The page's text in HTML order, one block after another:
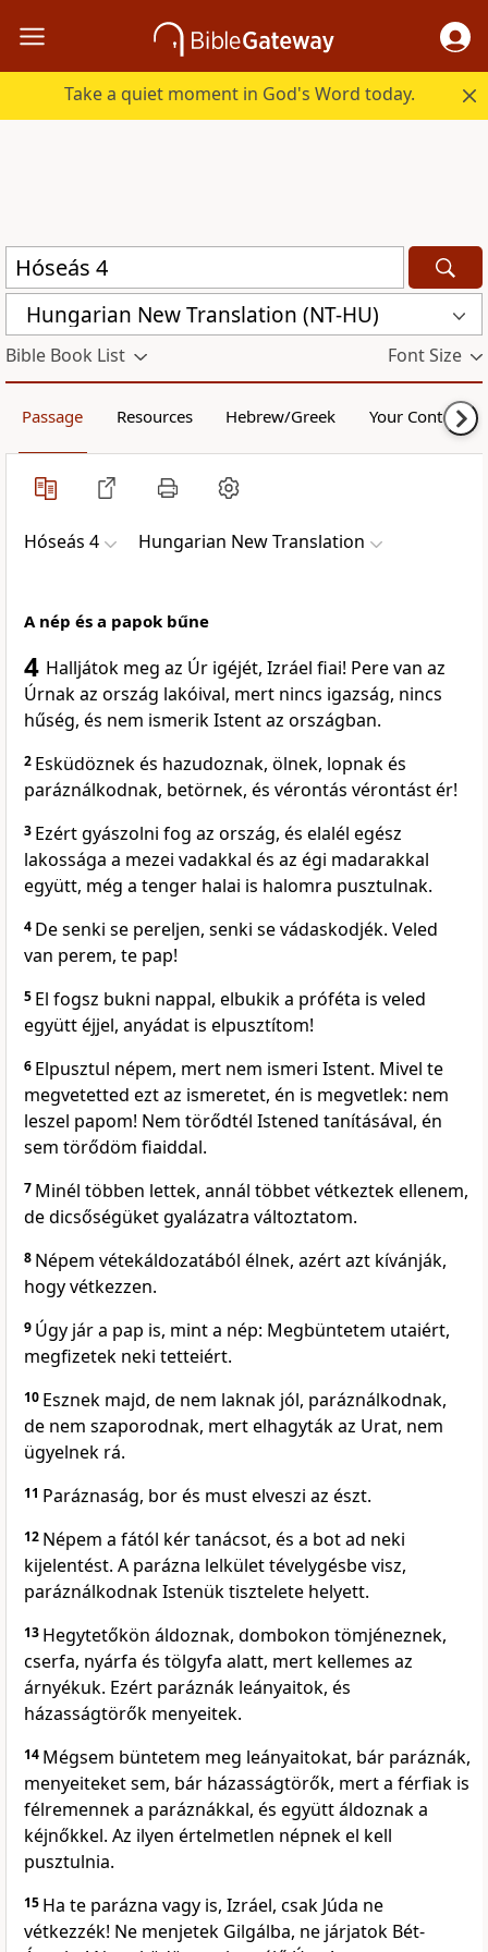
Take a quiet moment in God's Word today.
Hungarian New Translation (NT-HU)
Bible Book List Font Size
Passage Resources Hebrew/Greek Your Content
Hóseás 4 Hungarian New Translation
A nép és a papok bűne
4 Halljátok meg az Úr igéjét, Izráel fiai! Pere van az
Úrnak az ország lakóival, mert nincs igazság, nincs
hűség, és nem ismerik Istent az országban.
2 Esküdöznek és hazudoznak, ölnek, lopnak és
paráználkodnak, betörnek, és vérontás vérontást ér!
3 Ezért gyászolni fog az ország, és elalél egész
lakossága a mezei vadakkal és az égi madarakkal
együtt, még a tenger halai is halomra pusztulnak.
4 De senki se pereljen, senki se vádaskodjék. Veled
van perem, te pap!
5 El fogsz bukni nappal, elbukik a próféta is veled
együtt éjjel, anyádat is elpusztítom!
6 Elpusztul népem, mert nem ismeri Istent. Mivel te
megvetetted ezt az ismeretet, én is megvetlek: nem
leszel papom! Nem törődtél Istened tanításával, én
sem törődöm fiaiddal.
7 Minél többen lettek, annál többet vétkeztek ellenem,
de dicsőségüket gyalázatra változtatom.
8 Népem vétekáldozatából élnek, azért azt kívánják,
hogy vétkezzen.
9 Úgy jár a pap is, mint a nép: Megbüntetem utaiért,
megfizetek neki tetteiért.
10 Esznek majd, de nem laknak jól, paráználkodnak,
de nem szaporodnak, mert elhagyták az Urat, nem
ügyelnek rá.
11 Paráznaság, bor és must elveszi az észt.
12 Népem a fától kér tanácsot, és a bot ad neki
kijelentést. A parázna lelkület tévelygésbe visz,
paráználkodnak Istenük tisztelete helyett.
13 Hegytetőkön áldoznak, dombokon tömjéneznek,
cserfa, nyárfa és tölgyfa alatt, mert kellemes az
árnyékuk. Ezért paráznák leányaitok, és
házasságtörők menyeitek.
14 Mégsem büntetem meg leányaitokat, bár paráznák,
menyeiteket sem, bár házasságtörők, mert a férfiak is
félremennek a paráznákkal, és együtt áldoznak a
kéjnőkkel. Az ilyen értelmetlen népnek el kell
pusztulnia.
15 Ha te parázna vagy is, Izráel, csak Júda ne
vétkezzék! Ne menjetek Gilgálba, ne járjatok Bét-